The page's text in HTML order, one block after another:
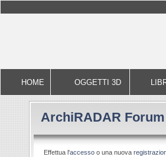
HOME OGGETTI 3D
ArchiRADAR Forum
Effettua l'accesso o una nuova